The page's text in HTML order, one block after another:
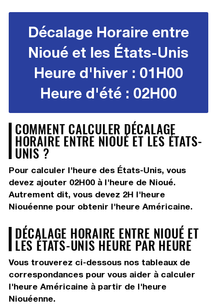
Décalage Horaire entre
Nioué et les États-Unis
Heure d'hiver : 01H00
Heure d'été : 02H00
COMMENT CALCULER DÉCALAGE
HORAIRE ENTRE NIOUÉ ET LES ÉTATS-
UNIS ?
Pour calculer l'heure des États-Unis, vous
devez ajouter 02H00à l'heure de Nioué.
Autrement dit, vous devez 2H l'heure
Niouéenne pour obtenir l'heure Américaine.
DÉCALAGE HORAIRE ENTRE NIOUÉ ET
LES ÉTATS-UNIS HEURE PAR HEURE
Vous trouverez ci-dessous nos tableaux de
correspondances pour vous aider à calculer
l'heure Américaine à partir de l'heure
Niouéenne.